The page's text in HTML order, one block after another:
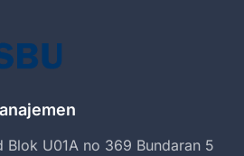
Blok U01A no 369 Bundaran 5